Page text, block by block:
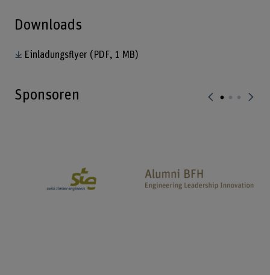
Downloads
Einladungsflyer (PDF, 1 MB)
Sponsoren